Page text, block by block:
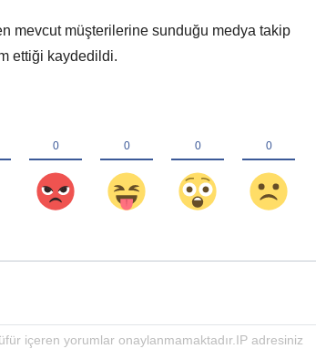
mevcut müşterilerine sunduğu medya takip
ettiği kaydedildi.